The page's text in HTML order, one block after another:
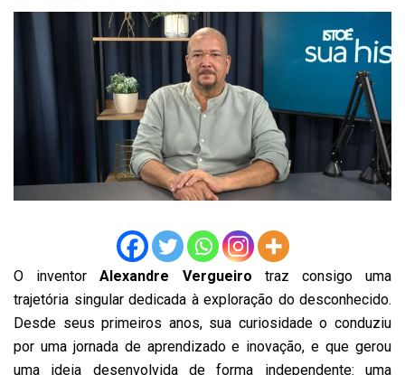
O inventorAlexandre Vergueiro traz consigo uma
trajetória singular dedicada à exploração do desconhecido.
Desde seus primeiros anos, sua curiosidade o conduziu
por uma jornada de aprendizado e inovação, e que gerou
uma ideia desenvolvida de forma independente: uma